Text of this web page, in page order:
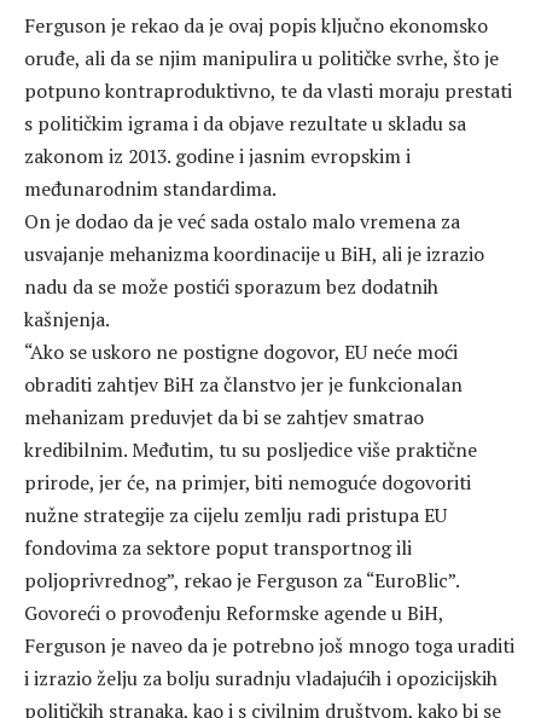
Ferguson je rekao da je ovaj popis ključno ekonomsko
oruđe, ali da se njim manipulira u političke svrhe, što je
potpuno kontraproduktivno, te da vlasti moraju prestati
s političkim igrama i da objave rezultate u skladu sa
zakonom iz 2013. godine i jasnim evropskim i
međunarodnim standardima.
On je dodao da je već sada ostalo malo vremena za
usvajanje mehanizma koordinacije u BiH, ali je izrazio
nadu da se može postići sporazum bez dodatnih
kašnjenja.
“Ako se uskoro ne postigne dogovor, EU neće moći
obraditi zahtjev BiH za članstvo jer je funkcionalan
mehanizam preduvjet da bi se zahtjev smatrao
kredibilnim. Međutim, tu su posljedice više praktične
prirode, jer će, na primjer, biti nemoguće dogovoriti
nužne strategije za cijelu zemlju radi pristupa EU
fondovima za sektore poput transportnog ili
poljoprivrednog”, rekao je Ferguson za “EuroBlic”.
Govoreći o provođenju Reformske agende u BiH,
Ferguson je naveo da je potrebno još mnogo toga uraditi
i izrazio želju za bolju suradnju vladajućih i opozicijskih
političkih stranaka, kao i s civilnim društvom, kako bi se